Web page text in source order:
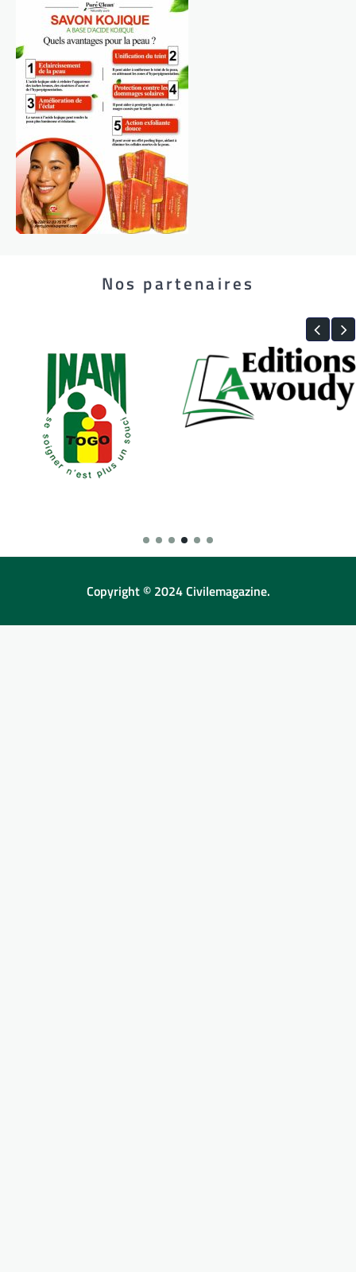
Nos partenaires
Copyright © 2024 Civilemagazine.